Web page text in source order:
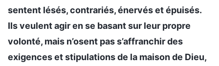
sentent lésés, contrariés, énervés et épuisés.
Ils veulent agir en se basant sur leur propre
volonté, mais n’osent pas s’affranchir des
exigences et stipulations de la maison de Dieu,